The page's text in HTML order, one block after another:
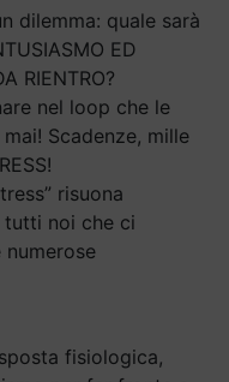
dilemma: quale sarà
ED
RIENTRO?
nel loop che le
Scadenze, mille
risuona
tutti noi che ci
fisiologica,